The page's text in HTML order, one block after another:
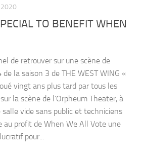
2020
TO BENEFIT WHEN
de retrouver sur une scène de
la saison 3 de THE WEST WING «
vingt ans plus tard par tous les
la scène de l’Orpheum Theater, à
salle vide sans public et techniciens
au profit de When We All Vote une
pour...